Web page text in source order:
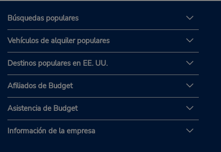
Búsquedas populares
Vehículos de alquiler populares
Destinos populares en EE. UU.
Afiliados de Budget
Asistencia de Budget
Información de la empresa